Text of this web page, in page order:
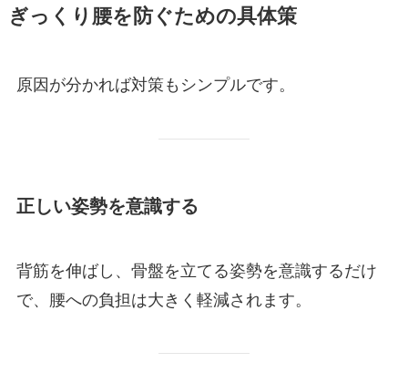
ぎっくり腰を防ぐための具体策
原因が分かれば対策もシンプルです。
正しい姿勢を意識する
背筋を伸ばし、骨盤を立てる姿勢を意識するだけ
で、腰への負担は大きく軽減されます。